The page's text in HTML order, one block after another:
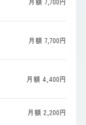
月額 7,700円
月額 4,400円
月額 2,200円